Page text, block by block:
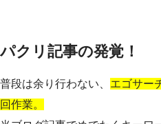
パクリ記事の発覚！
普段は余り行わない、 エゴサー
回作業。